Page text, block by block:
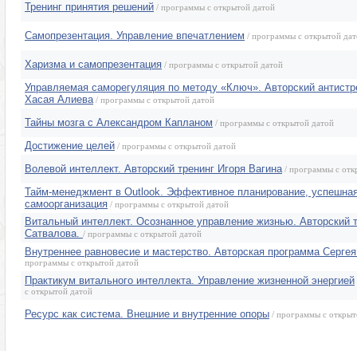
Тренинг принятия решений / программы с открытой датой
Самопрезентация. Управление впечатлением / программы с открытой
Харизма и самопрезентация / программы с открытой датой
Управляемая саморегуляция по методу «Ключ». Авторский
Хасая Алиева / программы с открытой датой
Тайны мозга с Александром Капланом / программы с открытой датой
Достижение целей / программы с открытой датой
Волевой интеллект. Авторский тренинг Игоря Вагина / программы с
Тайм-менеджмент в Outlook. Эффективное планирование,
самоорганизация / программы с открытой датой
Витальный интеллект. Осознанное управление жизнью. Авторский
Сатвалова. / программы с открытой датой
Внутреннее равновесие и мастерство. Авторская программа
программы с открытой датой
Практикум витального интеллекта. Управление жизненной энергией
с открытой датой
Ресурс как система. Внешние и внутренние опоры / программы с